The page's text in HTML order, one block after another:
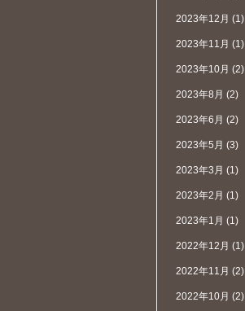
2023年12月 (1)
2023年11月 (1)
2023年10月 (2)
2023年8月 (2)
2023年6月 (2)
2023年5月 (3)
2023年3月 (1)
2023年2月 (1)
2023年1月 (1)
2022年12月 (1)
2022年11月 (2)
2022年10月 (2)